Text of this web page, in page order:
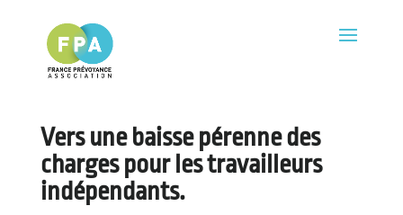
Vers une baisse pérenne des
charges pour les travailleurs
indépendants.